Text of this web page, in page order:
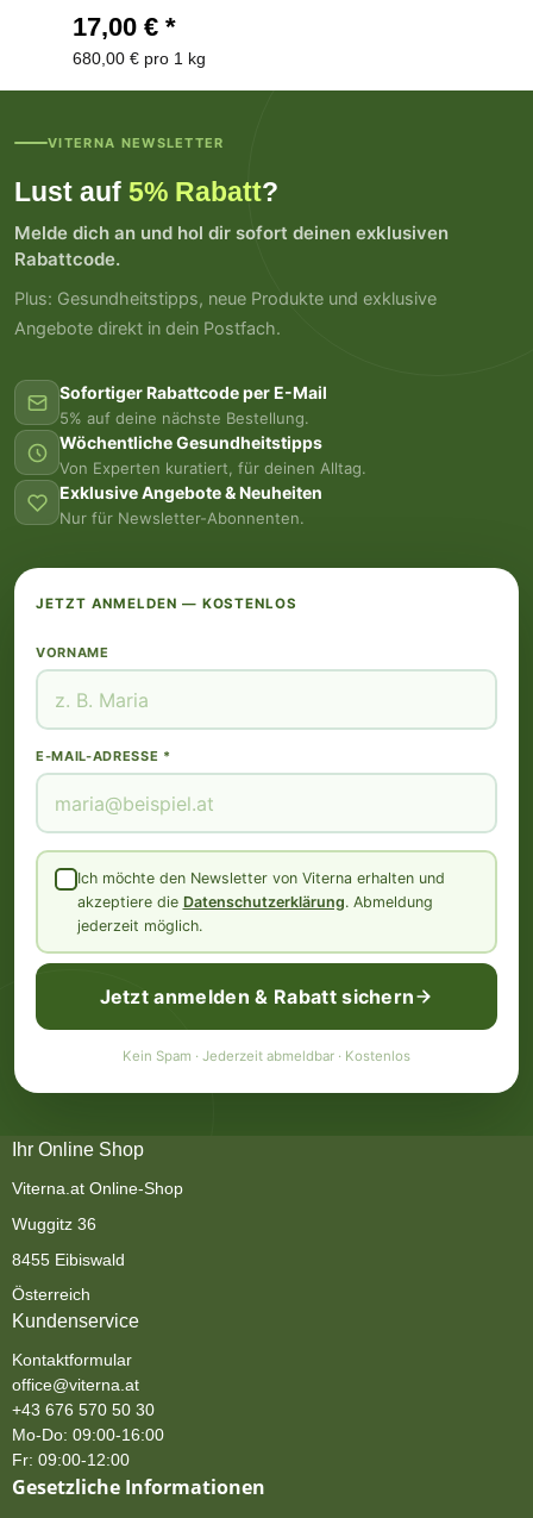
17,00 € *
680,00 € pro 1 kg
VITERNA NEWSLETTER
Lust auf 5% Rabatt?
Melde dich an und hol dir sofort deinen exklusiven
Rabattcode.
Plus: Gesundheitstipps, neue Produkte und exklusive
Angebote direkt in dein Postfach.
Sofortiger Rabattcode per E-Mail
5% auf deine nächste Bestellung.
Wöchentliche Gesundheitstipps
Von Experten kuratiert, für deinen Alltag.
Exklusive Angebote & Neuheiten
Nur für Newsletter-Abonnenten.
JETZT ANMELDEN — KOSTENLOS
VORNAME
E-MAIL-ADRESSE *
Ich möchte den Newsletter von Viterna erhalten und
akzeptiere die Datenschutzerklärung. Abmeldung
jederzeit möglich.
Jetzt anmelden & Rabatt sichern
Kein Spam · Jederzeit abmeldbar · Kostenlos
Ihr Online Shop
Viterna.at Online-Shop
Wuggitz 36
8455 Eibiswald
Österreich
Kundenservice
Kontaktformular
office@viterna.at
+43 676 570 50 30
Mo-Do: 09:00-16:00
Fr: 09:00-12:00
Gesetzliche Informationen